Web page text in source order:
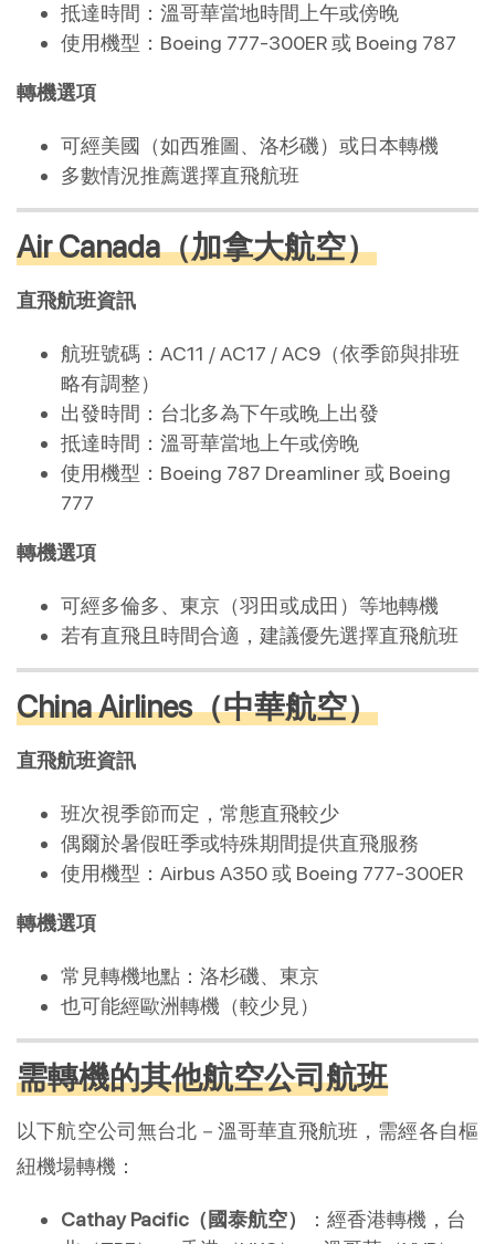
抵達時間：溫哥華當地時間上午或傍晚
使用機型：Boeing 777-300ER 或 Boeing 787
轉機選項
可經美國（如西雅圖、洛杉磯）或日本轉機
多數情況推薦選擇直飛航班
Air Canada（加拿大航空）
直飛航班資訊
航班號碼：AC11 / AC17 / AC9（依季節與排班
略有調整）
出發時間：台北多為下午或晚上出發
抵達時間：溫哥華當地上午或傍晚
使用機型：Boeing 787 Dreamliner 或 Boeing
777
轉機選項
可經多倫多、東京（羽田或成田）等地轉機
若有直飛且時間合適，建議優先選擇直飛航班
China Airlines（中華航空）
直飛航班資訊
班次視季節而定，常態直飛較少
偶爾於暑假旺季或特殊期間提供直飛服務
使用機型：Airbus A350 或 Boeing 777-300ER
轉機選項
常見轉機地點：洛杉磯、東京
也可能經歐洲轉機（較少見）
需轉機的其他航空公司航班
以下航空公司無台北－溫哥華直飛航班，需經各自樞
紐機場轉機：
Cathay Pacific（國泰航空）
：經香港轉機，台